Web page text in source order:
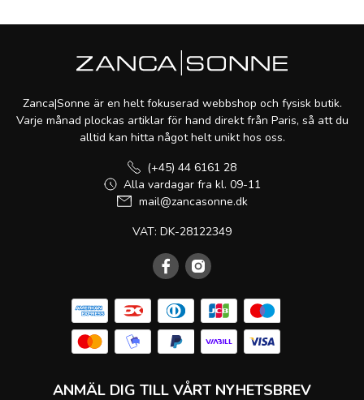
Zanca|Sonne är en helt fokuserad webbshop och fysisk butik.
Varje månad plockas artiklar för hand direkt från Paris, så att du
alltid kan hitta något helt unikt hos oss.
(+45) 44 6161 28
Alla vardagar fra kl. 09-11
mail@zancasonne.dk
VAT: DK-28122349
ANMÄL DIG TILL VÅRT NYHETSBREV